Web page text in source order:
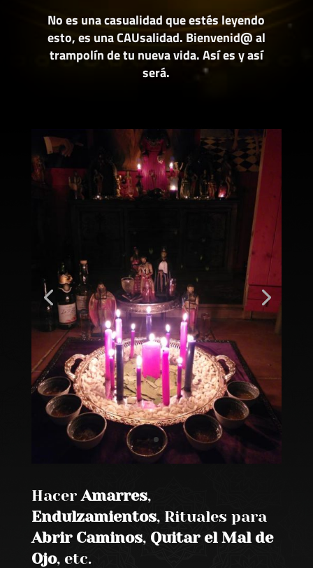
No es una casualidad que estés leyendo
esto, es una CAUsalidad. Bienvenid@ al
trampolín de tu nueva vida. Así es y así
será.
Hacer Amarres,
Endulzamientos, Rituales para
Abrir Caminos, Quitar el Mal de
Ojo, etc.